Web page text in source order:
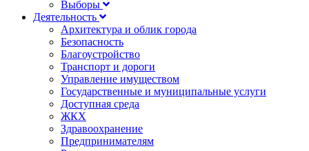
Выборы
Деятельность
Архитектура и облик города
Безопасность
Благоустройство
Транспорт и дороги
Управление имуществом
Государственные и муниципальные услуги
Доступная среда
ЖКХ
Здравоохранение
Предпринимателям